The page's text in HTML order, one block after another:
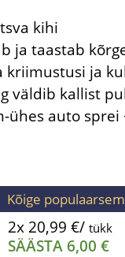
Kõige populaarsem
2x 20,99 €/ tükk
SÄÄSTA 6,00 €
kihi
ja taastab
ja
väldib kallist
ühes auto